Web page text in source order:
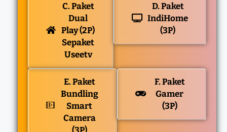
C. Paket
Dual
Play (2P)
Sepaket
Useetv
D. Paket
IndiHome
(3P)
E. Paket
Bundling
Smart
Camera
F. Paket
Gamer
(3P)